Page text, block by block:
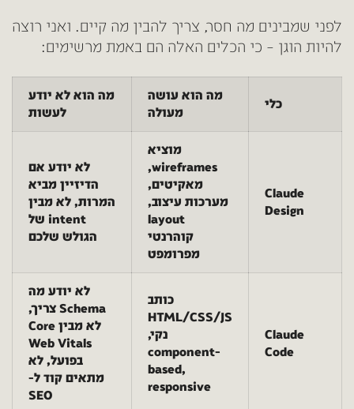
לפני שמבינים מה חסר, צריך להבין מה קיים. ואני רוצה
להיות הוגן – כי הכלים האלה הם באמת מרשימים:
כלי
מה הוא עושה
מעולה
מה הוא לא יודע
לעשות
Claude
Design
מוציא
wireframes,
מאקיטים,
מערכות עיצוב,
layout
קוהרנטי
מפרומפט
לא יודע אם
הדיזיין מביא
המרות, לא מבין
intent של
הגולש שלכם
Claude
Code
כותב
HTML/CSS/JS
נקי,
component-
based,
responsive
לא יודע מה
Schema צריך,
לא מבין Core
Web Vitals
בפועל, לא
מתאים קוד ל-
SEO